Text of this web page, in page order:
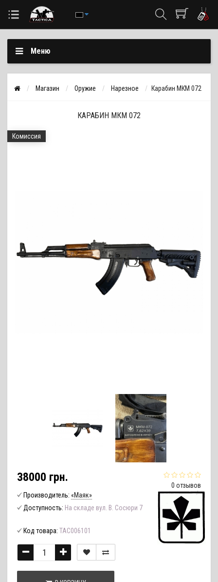
Меню
Магазин Оружие Нарезное Карабин МКМ 072
КАРАБИН МКМ 072
Комиссия
0 отзывов
38000 грн.
Производитель: «Маяк»
Доступность: На складе вул. В. Сосюри 7
Код товара: TAC006101